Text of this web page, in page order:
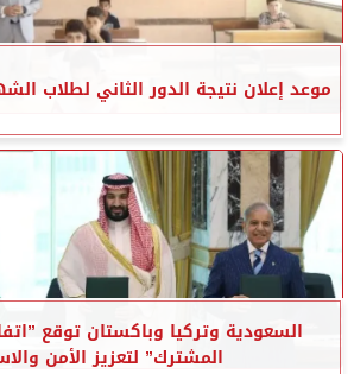
موعد إعلان نتيجة الدور الثاني لطلاب
السعودية وتركيا وباكستان توقع
المشترك” لتعزيز الأمن